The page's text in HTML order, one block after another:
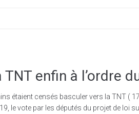
enfin à l’ordre
étaient censés basculer vers la TNT (
le vote par les députés du projet de loi